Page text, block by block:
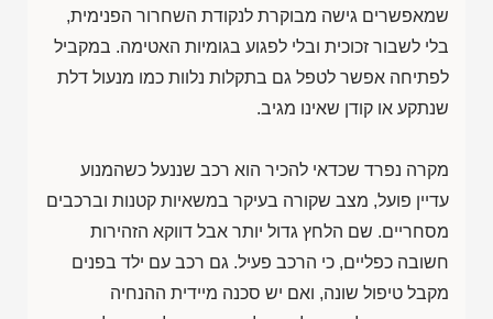
שמאפשרים גישה מבוקרת לנקודת השחרור הפנימית,
בלי לשבור זכוכית ובלי לפגוע בגומיות האטימה. במקביל
לפתיחה אפשר לטפל גם בתקלות נלוות כמו מנעול דלת
שנתקע או קודן שאינו מגיב.
מקרה נפרד שכדאי להכיר הוא רכב שננעל כשהמנוע
עדיין פועל, מצב שקורה בעיקר במשאיות קטנות וברכבים
מסחריים. שם הלחץ גדול יותר אבל דווקא הזהירות
חשובה כפליים, כי הרכב פעיל. גם רכב עם ילד בפנים
מקבל טיפול שונה, ואם יש סכנה מיידית ההנחיה